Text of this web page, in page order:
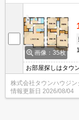
画像：35枚
お部屋探しはタウ
株式会社タウンハウジ
情報更新日 2026/08/04